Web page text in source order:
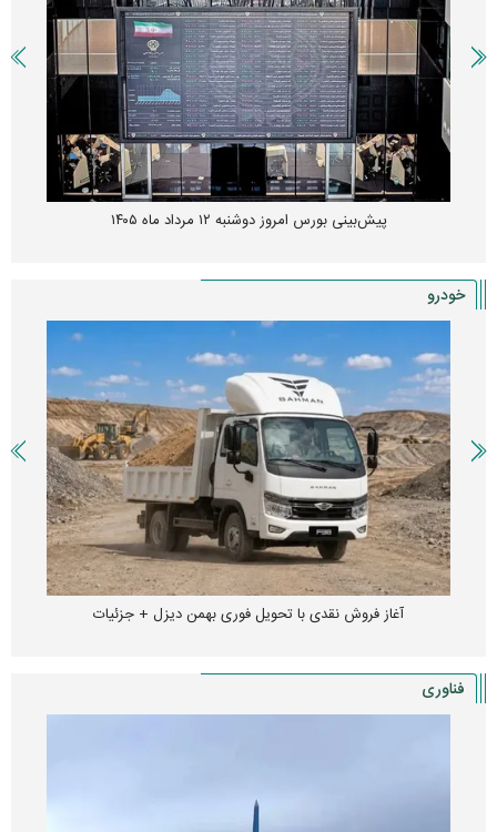
پیش‌بینی بورس امروز دوشنبه ۱۲ مرداد ماه ۱۴۰۵
خودرو
آغاز فروش نقدی با تحویل فوری بهمن دیزل + جزئیات
فناوری